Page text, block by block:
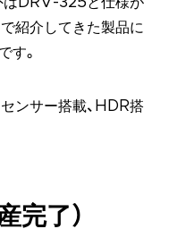
紹介してきた製品に
す。
センサー搭載、HDR搭
完了）